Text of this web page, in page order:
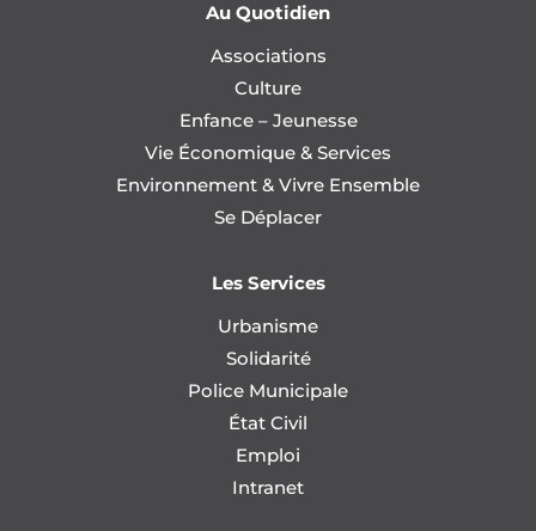
Au Quotidien
Associations
Culture
Enfance – Jeunesse
Vie Économique & Services
Environnement & Vivre Ensemble
Se Déplacer
Les Services
Urbanisme
Solidarité
Police Municipale
État Civil
Emploi
Intranet